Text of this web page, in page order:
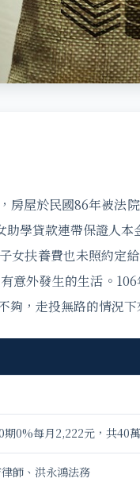
房屋於民國86年被法
學貸款連帶保證人
女扶養費也未照約定
意外發生的生活。
夠，走投無路的情況
期0%每月2,222元，共40
師、洪永鴻法務